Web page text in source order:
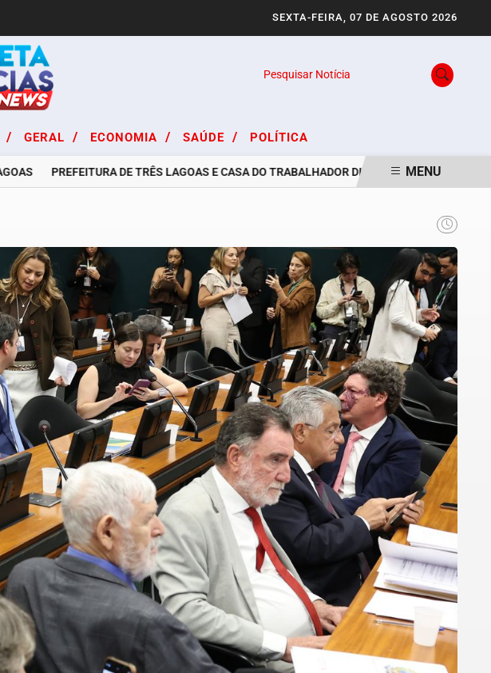
SEXTA-FEIRA, 07 DE AGOSTO 2026
Pesquisar Notícia
/ GERAL / ECONOMIA / SAÚDE / POLÍTICA
PREFEITURA DE TRÊS LAGOAS E CASA DO TRABALHADOR DIVULGAM VAGAS DE
MENU